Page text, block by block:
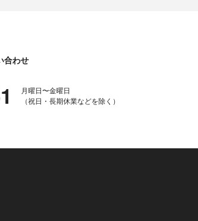
合わせ
月曜日〜金曜日
（祝日・長期休業などを除く）